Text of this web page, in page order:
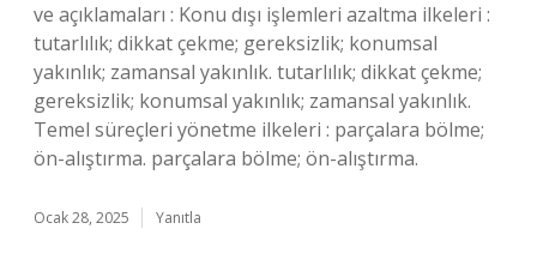
ve açıklamaları : Konu dışı işlemleri azaltma ilkeleri :
tutarlılık; dikkat çekme; gereksizlik; konumsal
yakınlık; zamansal yakınlık. tutarlılık; dikkat çekme;
gereksizlik; konumsal yakınlık; zamansal yakınlık.
Temel süreçleri yönetme ilkeleri : parçalara bölme;
ön-alıştırma. parçalara bölme; ön-alıştırma.
Ocak 28, 2025 Yanıtla